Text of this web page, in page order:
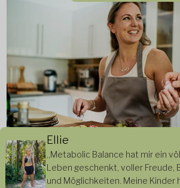
Ellie
„Metabolic Balance hat mir ein
Leben geschenkt, voller Freude,
und Möglichkeiten. Meine Kinder